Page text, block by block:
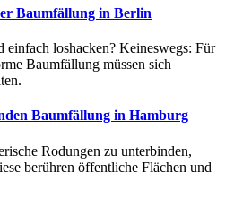
Baumfällung in Berlin
loshacken? Keineswegs: Für
Baumfällung müssen sich
Baumfällung in Hamburg
Rodungen zu unterbinden,
berühren öffentliche Flächen und